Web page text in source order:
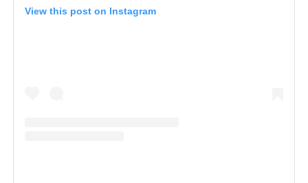
View this post on Instagram